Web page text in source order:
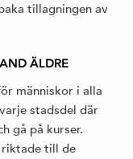
tillagningen av
ÄLDRE
människor i alla
stadsdel där
gå på kurser.
riktade till de